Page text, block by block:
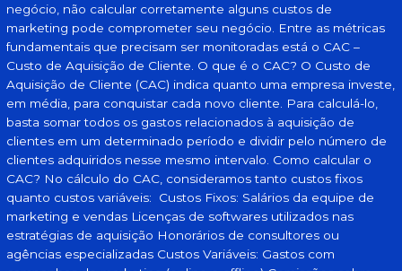
negócio, não calcular corretamente alguns custos de
marketing pode comprometer seu negócio. Entre as métricas
fundamentais que precisam ser monitoradas está o CAC –
Custo de Aquisição de Cliente. O que é o CAC? O Custo de
Aquisição de Cliente (CAC) indica quanto uma empresa investe,
em média, para conquistar cada novo cliente. Para calculá-lo,
basta somar todos os gastos relacionados à aquisição de
clientes em um determinado período e dividir pelo número de
clientes adquiridos nesse mesmo intervalo. Como calcular o
CAC? No cálculo do CAC, consideramos tanto custos fixos
quanto custos variáveis: Custos Fixos: Salários da equipe de
marketing e vendas Licenças de softwares utilizados nas
estratégias de aquisição Honorários de consultores ou
agências especializadas Custos Variáveis: Gastos com